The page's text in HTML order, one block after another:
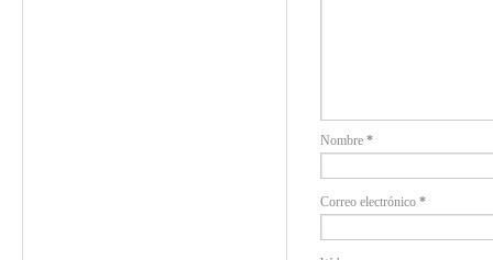
Nombre *
Correo electrónico *